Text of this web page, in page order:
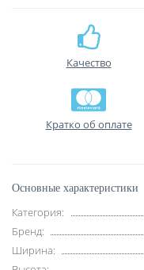
Качество
Кратко об оплате
Основные характеристики
Категория:
Бренд:
Ширина: